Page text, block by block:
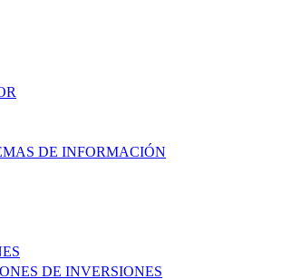
DE INFORMACIÓN
DE INVERSIONES